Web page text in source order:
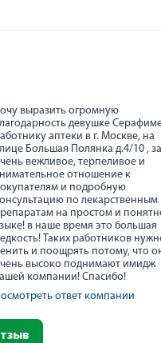
выразить огромную
девушке
аптеки в г. Москве, на
Большая Полянка д.4/10 , за
вежливое, терпеливое и
отношение к
и подробную
по лекарственным
на простом и
в наше время это большая
Таких работников
и поощрять потому, что
высоко поднимают имидж
компании! Спасибо!
ответ компании